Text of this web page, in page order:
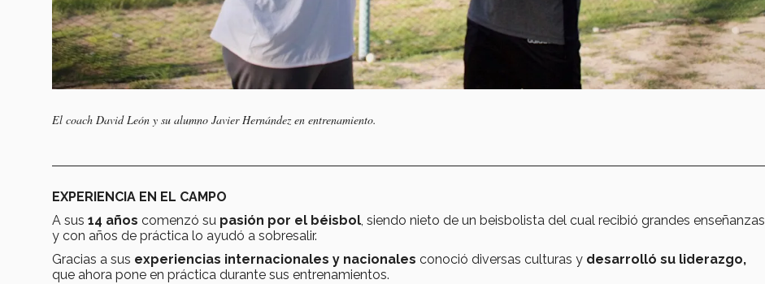
El coach David León y su alumno Javier Hernández en entrenamiento.
EXPERIENCIA EN EL CAMPO
A sus 14 años comenzó su pasión por el béisbol, siendo nieto de un beisbolista del cual recibió grandes enseñanzas
y con años de práctica lo ayudó a sobresalir.
Gracias a sus experiencias internacionales y nacionales conoció diversas culturas y desarrolló su liderazgo,
que ahora pone en práctica durante sus entrenamientos.